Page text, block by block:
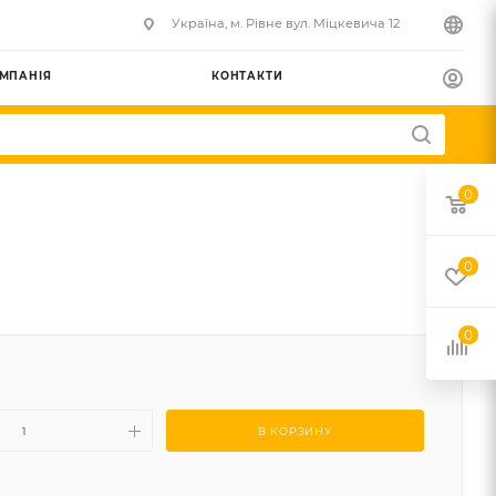
Українa, м. Рівне вул. Міцкевича 12
КОНТАКТИ
В КОРЗИНУ
0
0
0